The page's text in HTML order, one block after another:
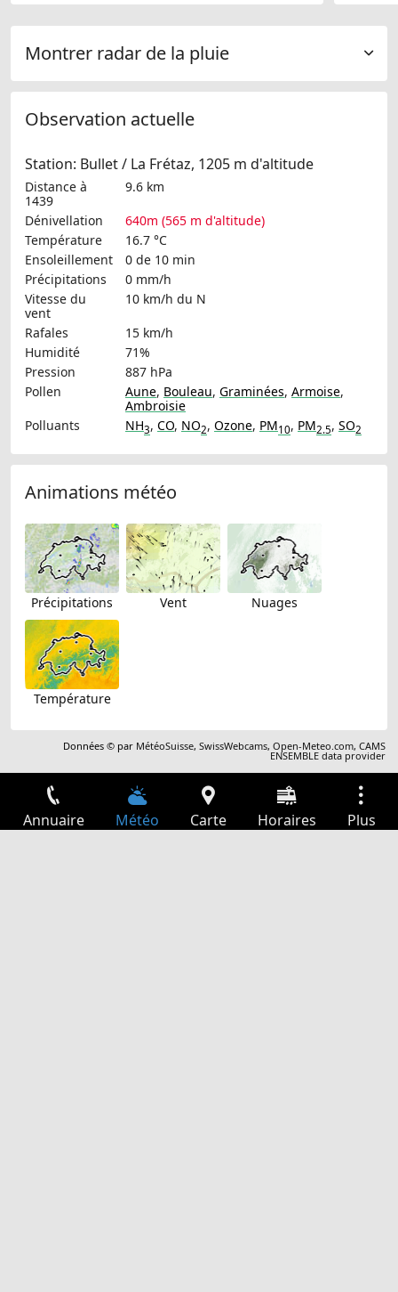
Montrer radar de la pluie
Observation actuelle
Station: Bullet / La Frétaz, 1205 m d'altitude
Distance à
1439
9.6 km
Dénivellation
640m (565 m d'altitude)
Température
16.7 °C
Ensoleillement
0 de 10 min
Précipitations
0 mm/h
Vitesse du
vent
10 km/h du N
Rafales
15 km/h
Humidité
71%
Pression
887 hPa
Pollen
Aune, Bouleau, Graminées, Armoise,
Ambroisie
Polluants
NH3, CO, NO2, Ozone, PM10, PM2.5, SO2
Animations météo
Précipitations Vent Nuages
Température
Données © par MétéoSuisse,SwissWebcams,Open-Meteo.com,CAMS
ENSEMBLE data provider
Annuaire Météo Carte Horaires Plus